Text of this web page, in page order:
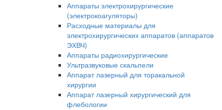
Аппараты электрохирургические
(электрокоагуляторы)
Расходные материалы для
электрохирургических аппаратов (аппаратов
ЭХВЧ)
Аппараты радиохирургические
Ультразвуковые скальпели
Аппарат лазерный для торакальной
хирургии
Аппарат лазерный хирургический для
флебологии